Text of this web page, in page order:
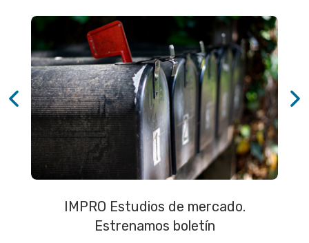
IMPRO Estudios de mercado.
Estrenamos boletín